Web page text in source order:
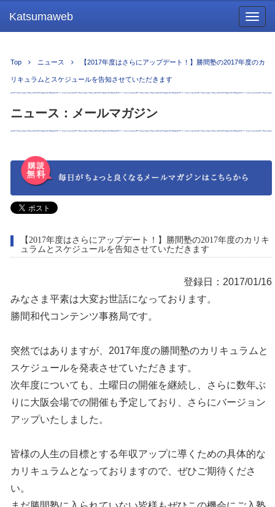
Katsumaweb
Top ニュース 【2017年度はさらにアップデート！】勝間塾の2017年度のカ
リキュラムとスケジュールを告知させていただきます
ニュース：メールマガジン
【2017年度はさらにアップデート！】勝間塾の2017年度のカリキ
ュラムとスケジュールを告知させていただきます
登録日：2017/01/16
みなさま平素は大変お世話になっております。
勝間和代コンテンツ事務局です。
突然ではありますが、2017年度の勝間塾のカリキュラムと
スケジュールを発表させていただきます。
次年度についても、土曜日の開催を継続し、さらに数年ぶ
りに大阪会場での開催も予定しており、さらにバージョン
アップいたしました。
皆様の人生の目標とする年収アップに導くための具体的な
カリキュラムとなっておりますので、ぜひご期待くださ
い。